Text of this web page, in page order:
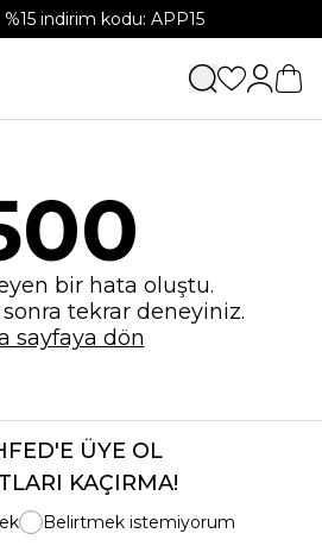
indirim kodu: APP15
bir hata oluştu.
tekrar deneyiniz.
sayfaya dön
ÜYE OL
KAÇIRMA!
Belirtmek istemiyorum